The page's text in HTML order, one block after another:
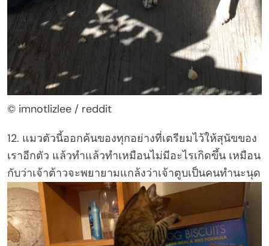
© imnotlizlee / reddit
12. แมวตัวนี้ออกค้นของทุกอย่างที่เตรียมไว้ให้สุนัขของ
เราอีกตัว แล้วทำแล้วทำเหมือนไม่มีอะไรเกิดขึ้น เหมือน
กับว่าเจ้าต้าวจะพยายามแกล้งว่าเจ้าตูบเป็นคนทำนะนุด